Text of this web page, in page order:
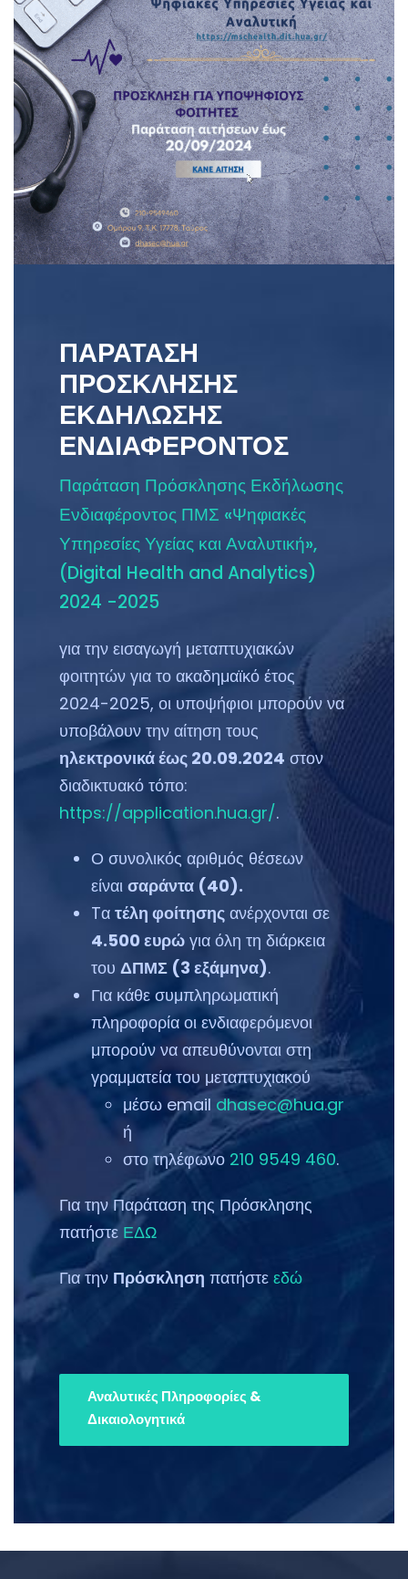
ΠΑΡΑΤΑΣΗ
ΠΡΟΣΚΛΗΣΗΣ
ΕΚΔΗΛΩΣΗΣ
ΕΝΔΙΑΦΕΡΟΝΤΟΣ
Παράταση Πρόσκλησης Εκδήλωσης
Ενδιαφέροντος ΠΜΣ «Ψηφιακές
Υπηρεσίες Υγείας και Αναλυτική»,
(Digital Health and Analytics)
2024 -2025
για την εισαγωγή μεταπτυχιακών
φοιτητών για το ακαδημαϊκό έτος
2024-2025, οι υποψήφιοι μπορούν να
υποβάλουν την αίτηση τους
ηλεκτρονικά έως 20.09.2024 στον
διαδικτυακό τόπο:
https://application.hua.gr/.
Ο συνολικός αριθμός θέσεων
είναι σαράντα (40).
Tα τέλη φοίτησης ανέρχονται σε
4.500 ευρώ για όλη τη διάρκεια
του ΔΠΜΣ (3 εξάμηνα).
Για κάθε συμπληρωματική
πληροφορία οι ενδιαφερόμενοι
μπορούν να απευθύνονται στη
γραμματεία του μεταπτυχιακού
μέσω email dhasec@hua.gr
ή
στο τηλέφωνο 210 9549 460.
Για την Παράταση της Πρόσκλησης
πατήστε ΕΔΩ
Για την Πρόσκληση πατήστε εδώ
Αναλυτικές Πληροφορίες &
Δικαιολογητικά